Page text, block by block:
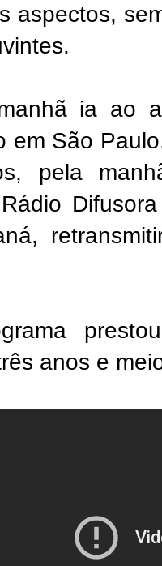
aspectos,
ia ao
em São
pela
anos e